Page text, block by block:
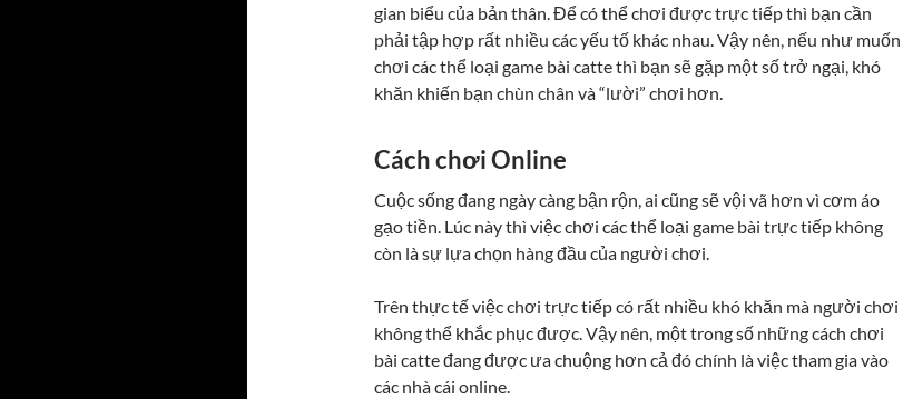
gian biểu của bản thân. Để có thể chơi được trực tiếp thì bạn cần
phải tập hợp rất nhiều các yếu tố khác nhau. Vậy nên, nếu như muốn
chơi các thể loại game bài catte thì bạn sẽ gặp một số trở ngại, khó
khăn khiến bạn chùn chân và “lười” chơi hơn.
Cách chơi Online
Cuộc sống đang ngày càng bận rộn, ai cũng sẽ vội vã hơn vì cơm áo
gạo tiền. Lúc này thì việc chơi các thể loại game bài trực tiếp không
còn là sự lựa chọn hàng đầu của người chơi.
Trên thực tế việc chơi trực tiếp có rất nhiều khó khăn mà người chơi
không thể khắc phục được. Vậy nên, một trong số những cách chơi
bài catte đang được ưa chuộng hơn cả đó chính là việc tham gia vào
các nhà cái online.